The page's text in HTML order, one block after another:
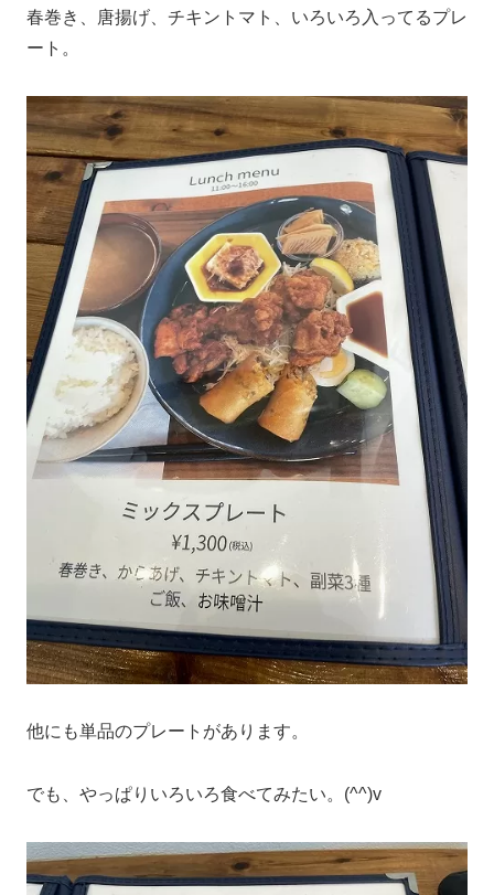
春巻き、唐揚げ、チキントマト、いろいろ入ってるプレ
ート。
他にも単品のプレートがあります。
でも、やっぱりいろいろ食べてみたい。(^^)v